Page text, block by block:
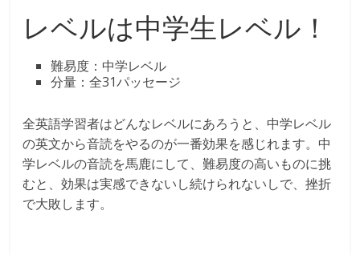
レベルは中学生レベル！
難易度：中学レベル
分量：全31パッセージ
全英語学習者はどんなレベルにあろうと、中学レベル
の英文から音読をやるのが一番効果を感じれます。中
学レベルの音読を馬鹿にして、難易度の高いものに挑
むと、効果は実感できないし続けられないしで、挫折
で大敗します。